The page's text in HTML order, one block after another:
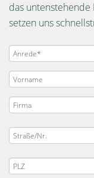
das
setzen uns